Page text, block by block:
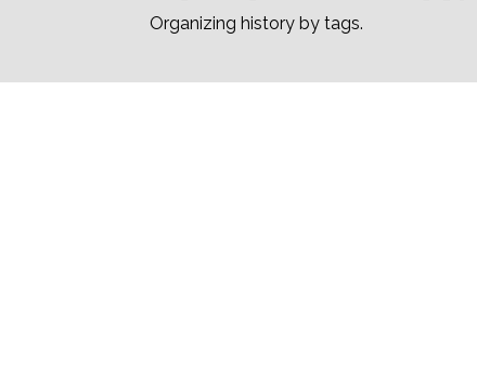
Organizing history by tags.